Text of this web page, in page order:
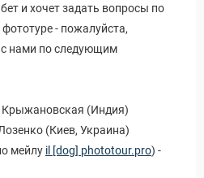
и хочет задать вопросы по
- пожалуйста,
нами по следующим
Крыжановская (Индия)
(Киев, Украина)
мейлу il [dog] phototour.pro) -